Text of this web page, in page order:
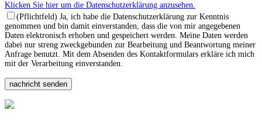
Klicken Sie hier um die Datenschutzerklärung anzusehen.
(Pflichtfeld) Ja, ich habe die Datenschutzerklärung zur Kenntnis
genommen und bin damit einverstanden, dass die von mir angegebenen
Daten elektronisch erhoben und gespeichert werden. Meine Daten werden
dabei nur streng zweckgebunden zur Bearbeitung und Beantwortung meiner
Anfrage benutzt. Mit dem Absenden des Kontaktformulars erkläre ich mich
mit der Verarbeitung einverstanden.